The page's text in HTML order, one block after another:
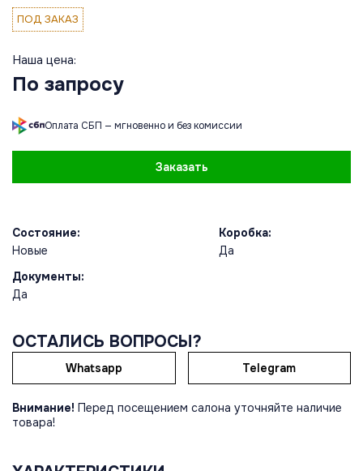
ПОД ЗАКАЗ
Наша цена:
По запросу
Оплата СБП — мгновенно и без комиссии
Заказать
Состояние:
Новые
Коробка:
Да
Документы:
Да
ОСТАЛИСЬ ВОПРОСЫ?
Whatsapp Telegram
Внимание! Перед посещением салона уточняйте наличие
товара!